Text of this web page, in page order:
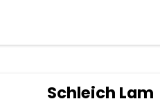
Schleich Lam